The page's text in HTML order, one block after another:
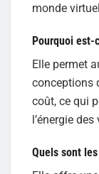
monde
Pourquoi
Elle permet
conceptions
coût, ce qui
l’énergie
Quels sont